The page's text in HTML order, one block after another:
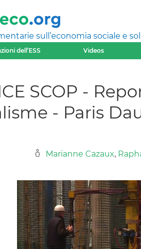
sull’economia sociale e
dell’ESS Videos
SCOP -
- Paris
Marianne Cazaux,